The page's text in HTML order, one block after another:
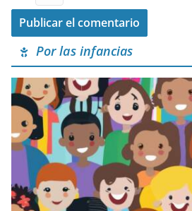
Por las infancias